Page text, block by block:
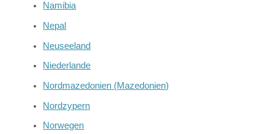
Namibia
Nepal
Neuseeland
Niederlande
Nordmazedonien (Mazedonien)
Nordzypern
Norwegen